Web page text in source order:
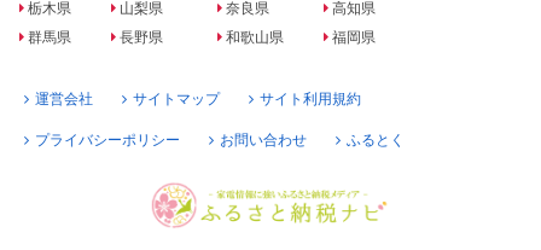
栃木県
群馬県
山梨県
長野県
奈良県
和歌山県
高知県
福岡県
運営会社 サイトマップ サイト利用規約
プライバシーポリシー お問い合わせ ふるとく